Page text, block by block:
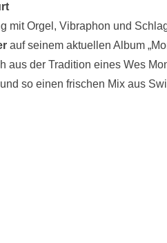
mit Orgel, Vibraphon und
auf seinem aktuellen Album
aus der Tradition eines Wes
so einen frischen Mix aus